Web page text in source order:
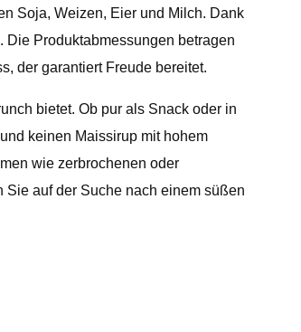
Soja, Weizen, Eier und Milch. Dank
Produktabmessungen betragen
der garantiert Freude bereitet.
bietet. Ob pur als Snack oder in
keinen Maissirup mit hohem
wie zerbrochenen oder
Sie auf der Suche nach einem süßen